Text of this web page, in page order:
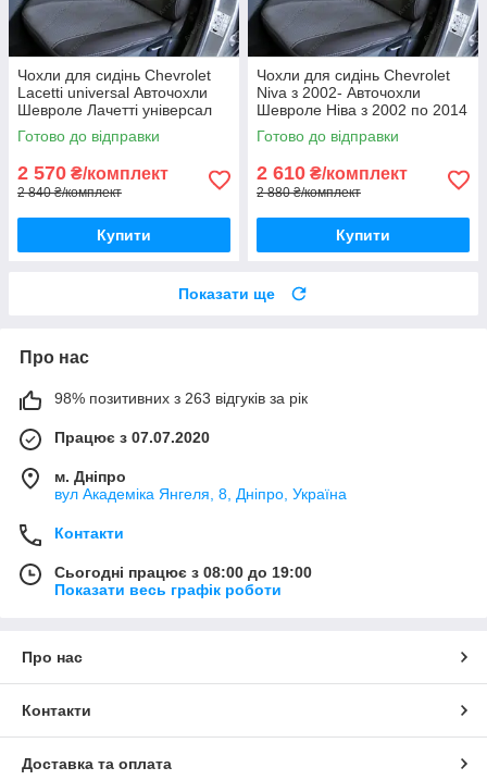
Чохли для сидінь Chevrolet
Lacetti universal Авточохли
Шевроле Лачетті універсал
Готово до відправки
2 570 ₴/комплект
2 840 ₴/комплект
Купити
Чохли для сидінь Chevrolet
Niva з 2002- Авточохли
Шевроле Ніва з 2002 по 2014
Готово до відправки
2 610 ₴/комплект
2 880 ₴/комплект
Купити
Показати ще
Про нас
98% позитивних з 263 відгуків за рік
Працює з 07.07.2020
м. Дніпро
вул Академіка Янгеля, 8, Дніпро, Україна
Контакти
Сьогодні працює з 08:00 до 19:00
Показати весь графік роботи
Про нас
Контакти
Доставка та оплата